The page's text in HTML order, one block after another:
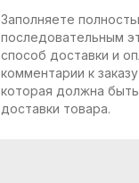
Заполняете
последовательным
способ доставки и
комментарии к
которая должна
доставки товара.